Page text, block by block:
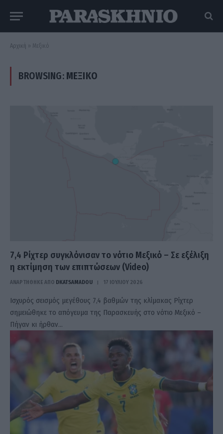
Αρχική » Μεξικό
BROWSING: ΜΕΞΙΚΌ
7,4 Ρίχτερ συγκλόνισαν το νότιο Μεξικό – Σε εξέλιξη
η εκτίμηση των επιπτώσεων (Video)
ΑΝΑΡΤΗΘΗΚΕ ΑΠΟ DKATSAMADOU 17 ΙΟΥΛΊΟΥ 2026
Ισχυρός σεισμός μεγέθους 7,4 βαθμών της κλίμακας Ρίχτερ
σημειώθηκε το απόγευμα της Παρασκευής στο νότιο Μεξικό –
Πήγαν κι ήρθαν…